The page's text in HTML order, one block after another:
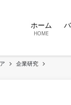
ホーム
HOME
企業研究